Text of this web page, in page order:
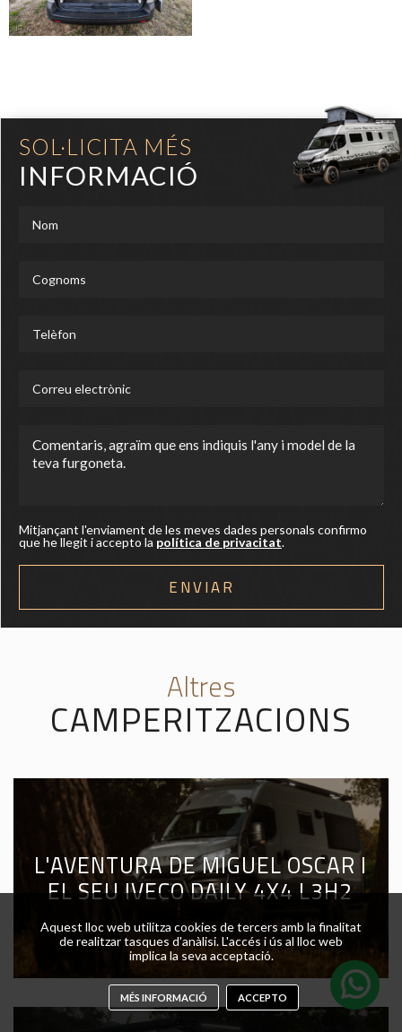
SOL·LICITA MÉS
INFORMACIÓ
Mitjançant l'enviament de les meves dades personals confirmo
que he llegit i accepto la política de privacitat.
Altres
CAMPERITZACIONS
L'AVENTURA DE MIGUEL OSCAR I
EL SEU IVECO DAILY 4X4 L3H2
Aquest lloc web utilitza cookies de tercers amb la finalitat
de realitzar tasques d'anàlisi. L'accés i ús al lloc web
implica la seva acceptació.
MÉS INFORMACIÓ ACCEPTO